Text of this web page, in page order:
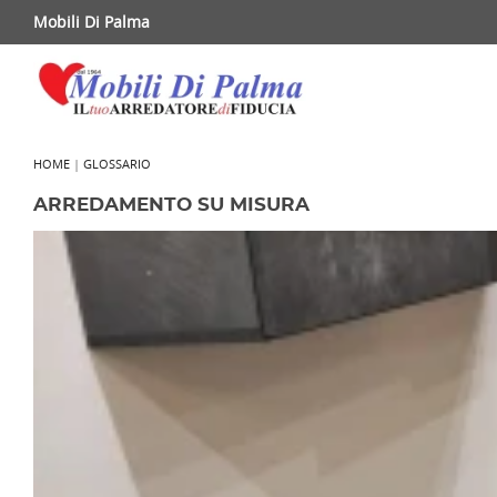
Mobili Di Palma
HOME | GLOSSARIO
ARREDAMENTO SU MISURA